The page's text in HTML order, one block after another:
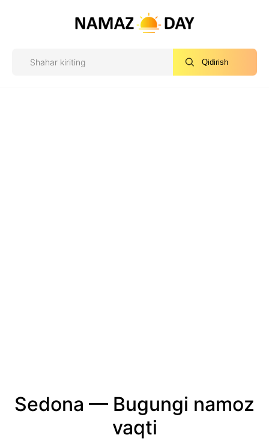
Qidirish
Sedona — Bugungi namoz
vaqti